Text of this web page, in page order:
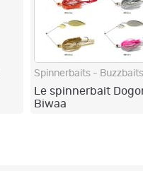
Spinnerbaits -
Le spinnerbait
Biwaa